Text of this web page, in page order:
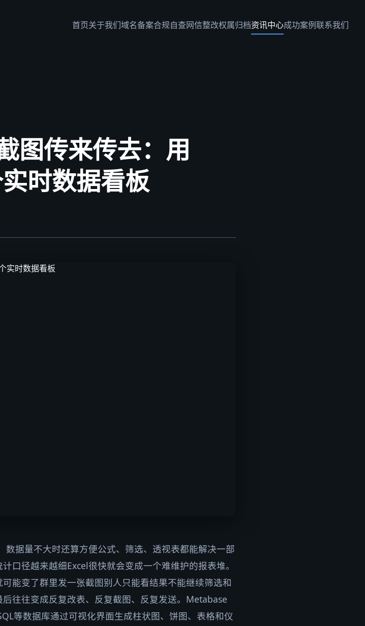
首页关于我们域名备案合规自查网信整改权属归档资讯中心成功案例联系我们
图传来传去：用
时数据看板
据量不大时还算方便公式、筛选、透视表都能解决一部
口径越来越细Excel很快就会变成一个难维护的报表堆。
能变了群里发一张截图别人只能看结果不能继续筛选和
往往变成反复改表、反复截图、反复发送。Metabase
等数据库通过可视化界面生成柱状图、饼图、表格和仪